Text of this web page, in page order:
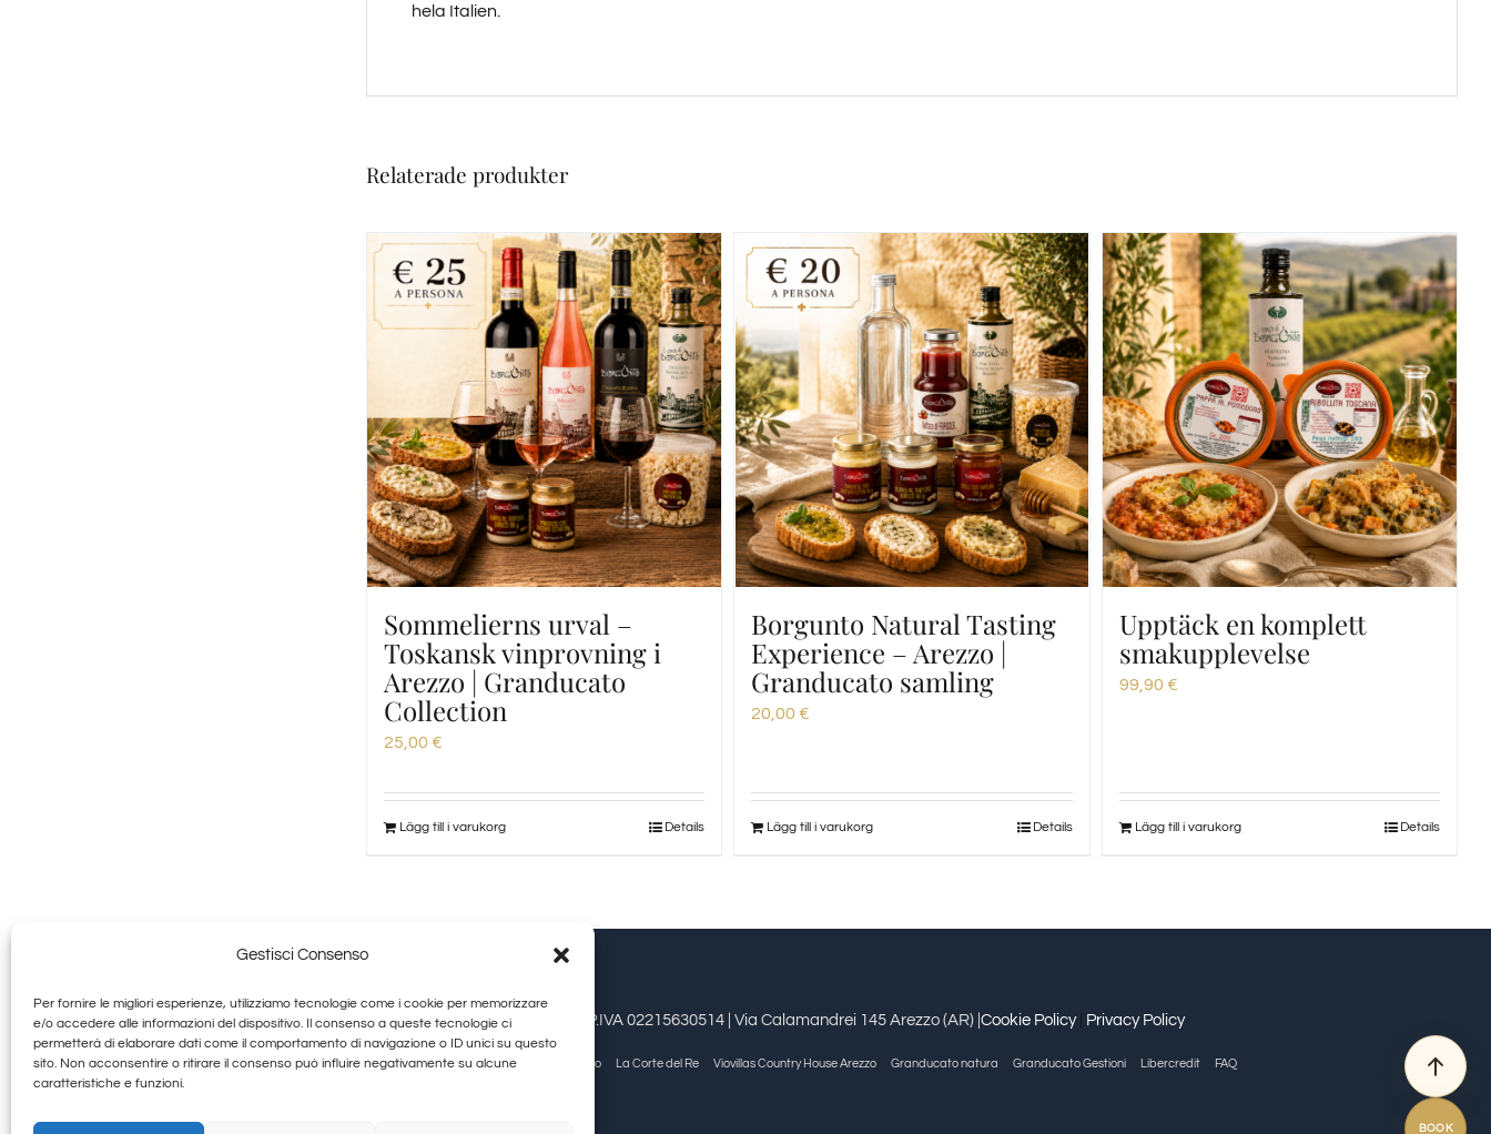
Gestisci Consenso
Per fornire le migliori esperienze, utilizziamo tecnologie come i cookie per memorizzare
e/o accedere alle informazioni del dispositivo. Il consenso a queste tecnologie ci
permetterà di elaborare dati come il comportamento di navigazione o ID unici su questo
sito. Non acconsentire o ritirare il consenso può influire negativamente su alcune
caratteristiche e funzioni.
hela Italien.
Relaterade produkter
Sommelierns urval –
Toskansk vinprovning i
Arezzo | Granducato
Collection
25,00 €
Lägg till i varukorg Details
Borgunto Natural Tasting
Experience – Arezzo |
Granducato samling
20,00 €
Lägg till i varukorg Details
Upptäck en komplett
smakupplevelse
99,90 €
Lägg till i varukorg Details
Granducato Gestioni srl | P.IVA 02215630514 | Via Calamandrei 145 Arezzo (AR) | Cookie Policy| Privacy Policy
Allegra Toscana Arezzo Allegra Viareggio La Corte del Re Viovillas Country House Arezzo Granducato natura Granducato Gestioni Libercredit FAQ
BOOK